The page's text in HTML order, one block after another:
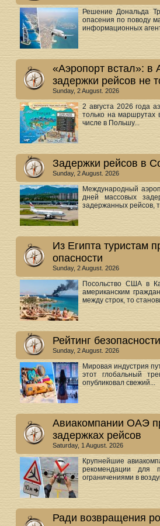
Решение Дональда
опасения по поводу
информационных
«Аэропорт встал»: в
задержки рейсов не
Sunday, 2 August. 2026
2 августа 2026 года
только на
числе в Польшу...
Задержки рейсов в
Sunday, 2 August. 2026
Международный
дней массовых
задержанных рейсов,
Из Египта туристам
опасности
Sunday, 2 August. 2026
Посольство США в
американским
между строк, то
Рейтинг
Sunday, 2 August. 2026
Мировая индустрия
этот глобальный
опубликовал свежий...
Авиакомпании ОАЭ
задержках рейсов
Saturday, 1 August. 2026
Крупнейшие
рекомендации для
ограничениями в
Ради возвращения